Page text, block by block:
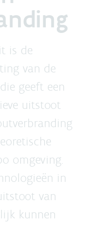
is de
van de
geeft een
uitstoot
omgeving.
in
van
kunnen